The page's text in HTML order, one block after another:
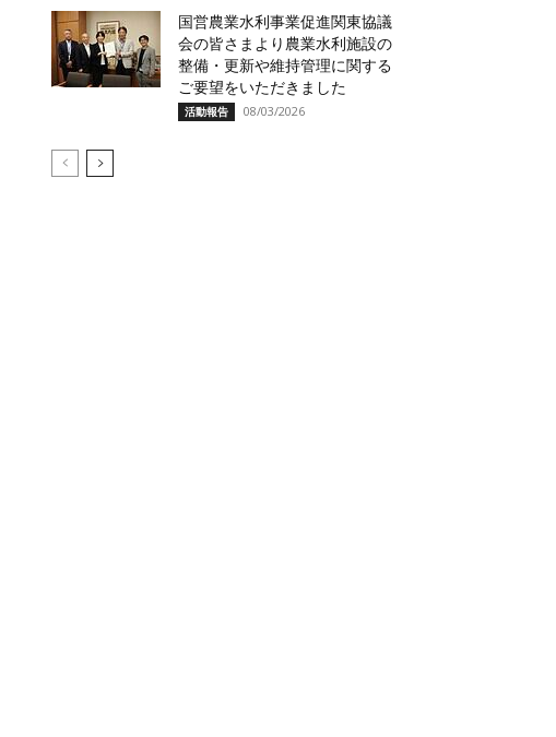
国営農業水利事業促進関東協議
会の皆さまより農業水利施設の
整備・更新や維持管理に関する
ご要望をいただきました
活動報告 08/03/2026